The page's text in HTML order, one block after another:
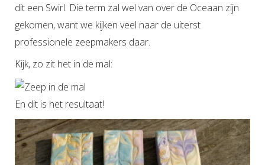
dit een Swirl. Die term zal wel van over de Oceaan zijn
gekomen, want we kijken veel naar de uiterst
professionele zeepmakers daar.
Kijk, zo zit het in de mal:
En dit is het resultaat!